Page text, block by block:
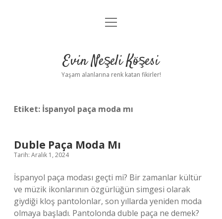
Anasayfa
Yasal Uyarı
menüyü
Evin Neşeli Köşesi
Yaşam alanlarına renk katan fikirler!
Etiket: İspanyol paça moda mı
Duble Paça Moda Mı
Tarih: Aralık 1, 2024
İspanyol paça modası geçti mi? Bir zamanlar kültür
ve müzik ikonlarının özgürlüğün simgesi olarak
giydiği kloş pantolonlar, son yıllarda yeniden moda
olmaya başladı. Pantolonda duble paça ne demek?